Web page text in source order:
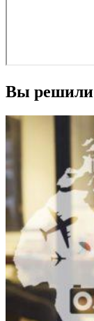
Вы решили